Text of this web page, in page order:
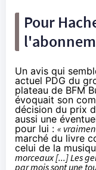
Pour
Un avis qui
actuel PDG du
plateau de BFM
évoquait son
décision du prix
aussi une
pour lui : «
marché du livre
celui de la
morceaux [...] Les
par mois sont une